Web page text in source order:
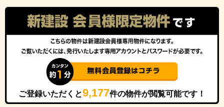
ご登録いただくと9,177件の物件が閲覧可能です！